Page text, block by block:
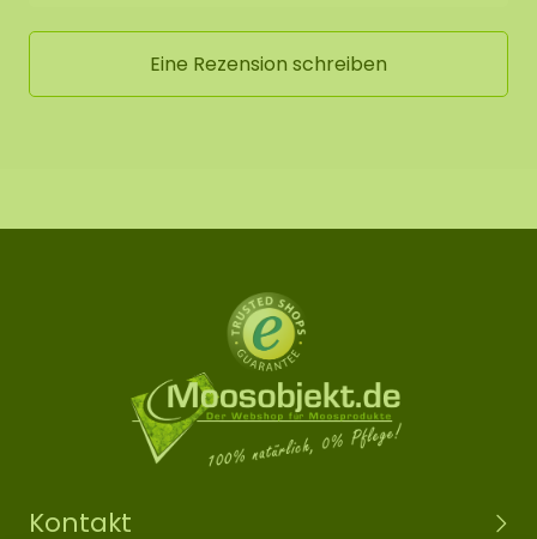
sollten Sie das Gemälde an 2 Haken aufhängen.
Eine Rezension schreiben
Kontakt